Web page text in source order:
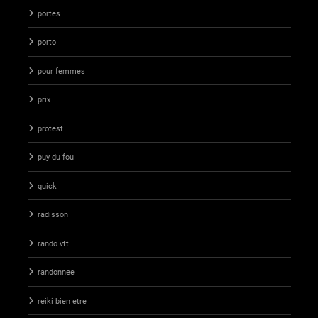
portes
porto
pour femmes
prix
protest
puy du fou
quick
radisson
rando vtt
randonnee
reiki bien etre